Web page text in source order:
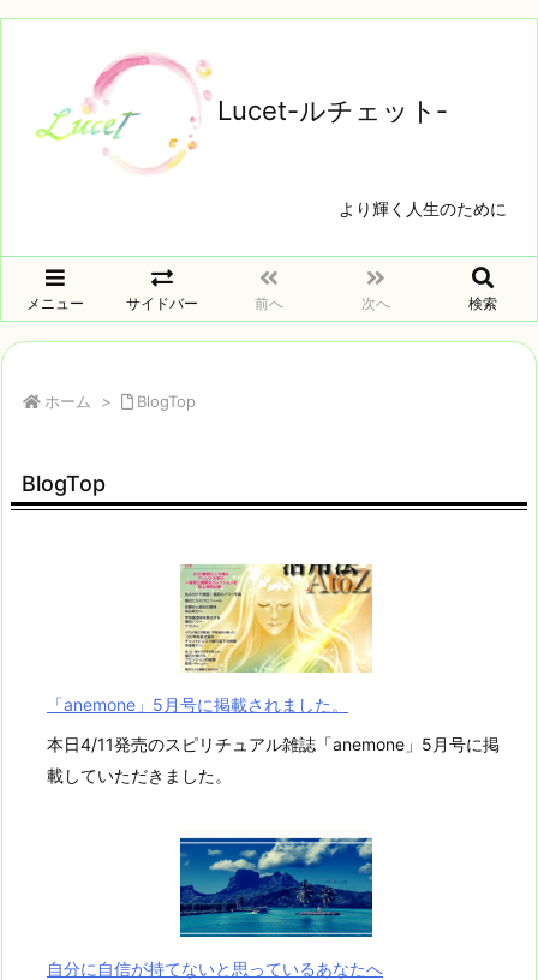
Lucet-ルチェット‐
より輝く人生のために
メニュー サイドバー 前へ 次へ 検索
ホーム > BlogTop
BlogTop
「anemone」5月号に掲載されました。
本日4/11発売のスピリチュアル雑誌「anemone」5月号に掲
載していただきました。
自分に自信が持てないと思っているあなたへ